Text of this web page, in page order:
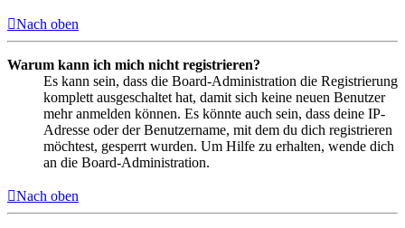
Nach oben
Warum kann ich mich nicht registrieren?
Es kann sein, dass die Board-Administration die Registrierung
komplett ausgeschaltet hat, damit sich keine neuen Benutzer
mehr anmelden können. Es könnte auch sein, dass deine IP-
Adresse oder der Benutzername, mit dem du dich registrieren
möchtest, gesperrt wurden. Um Hilfe zu erhalten, wende dich
an die Board-Administration.
Nach oben